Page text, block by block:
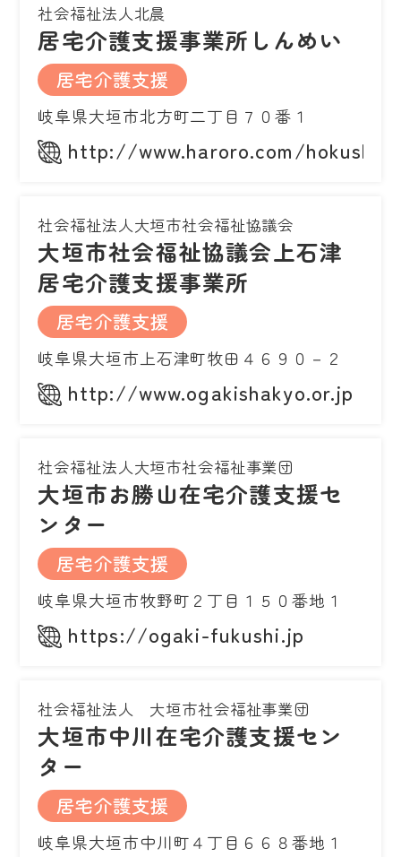
社会福祉法人北晨
居宅介護支援事業所しんめい
居宅介護支援
岐阜県大垣市北方町二丁目７０番１
http://www.haroro.com/
社会福祉法人大垣市社会福祉協議会
大垣市社会福祉協議会上石津
居宅介護支援事業所
居宅介護支援
岐阜県大垣市上石津町牧田４６９０－２
http://www.ogakishakyo.or.jp
社会福祉法人大垣市社会福祉事業団
大垣市お勝山在宅介護支援セ
ンター
居宅介護支援
岐阜県大垣市牧野町２丁目１５０番地１
https://ogaki-fukushi.jp
社会福祉法人 大垣市社会福祉事業団
大垣市中川在宅介護支援セン
ター
居宅介護支援
岐阜県大垣市中川町４丁目６６８番地１